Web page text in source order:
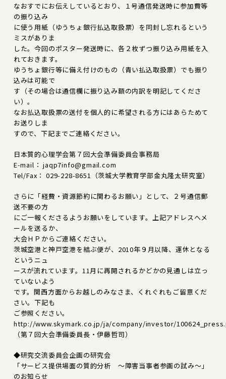
なおすでにお伝えしているとおり、１号通信発送時に参加費等
の振り込み
に使う用紙（ゆうちょ銀行払込取扱票）を同封し忘れるという
ミスがありま
した。今回のポスター発送時に、各２枚ずつ振り込み用紙を入
れておきます。
ゆうちょ銀行等に備え付けのもの（青い払込取扱票）でも振り
込みは可能で
す（その場合は通信欄に振り込み額の内訳を明記してくださ
い）。
なお払込取扱票の送付を個人的に希望される方にはあらためて
お送りしま
すので、下記までご連絡ください。
日本質的心理学会第７回大会準備委員会事務局
E-mail： jaqp7info@gmail.com
Tel/Fax： 029-228-8651（茨城大学教育学部金丸隆太研究室）
さらに「経費・資源節約に関わるお願い」として、２号通信郵
送不要の方
にご一報くださるようお願いをしています。上記アドレスへメ
ールを送るか、
大会ＨＰからご連絡ください。
茨城空港と神戸空港を結ぶ便が、2010年９月以降、運休となる
というニュ
ースが流れています。11月に再開されるかどかの見通しは立っ
ていないよう
です。関西方面からお越しのみなさま、くれぐれもご留意くだ
さい。下記も
ご参照ください。
http://www.skymark.co.jp/ja/company/investor/
（第７回大会準備委員長・伊藤哲司）
◆研究交流委員会企画の研究会
「サービス提供場面の質的分析 ～障害当事者参画の試み～」
のお知らせ